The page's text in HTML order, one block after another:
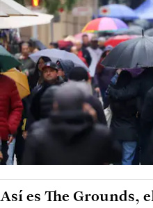
Así es The Grounds,